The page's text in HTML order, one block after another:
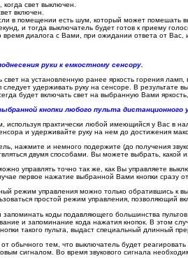
свет выключен.
включен.
в помещении есть шум, который может помешать
и тогда выключатель будет готов к приему
время диалога с Вами, при ожидании ответа от Вас,
руки к емкостному сенсору.
свет на установленную ранее яркость горения
удерживать руку на сенсоре. В
будет включать свет на выбранную Вами
кнопки любого пульта дистанционного
используя практически любой имеющийся у Вас в
и удерживайте руку на нем до достижения
нажмите и немного подержите (до получения
двумя способами. Вы можете выбрать, какой
управлять точно так же, как Вы управляете
первое нажатие выбранной Вами кнопки сразу
режим управления можно только обратившись к
простой режим управления, позволяющий
коды подавляющего большинства
и запоминание кода нажатия кнопок. В этом
такого пульта, выдаст специальный длинный
обычного тем, что выключатель будет
сигналом. Во время звукового сигнала